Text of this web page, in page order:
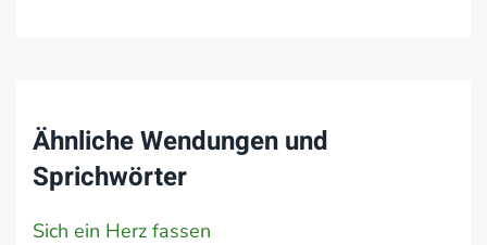
Ähnliche Wendungen und
Sprichwörter
Sich ein Herz fassen